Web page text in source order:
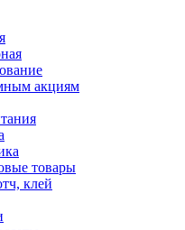
акциям
товары
клей